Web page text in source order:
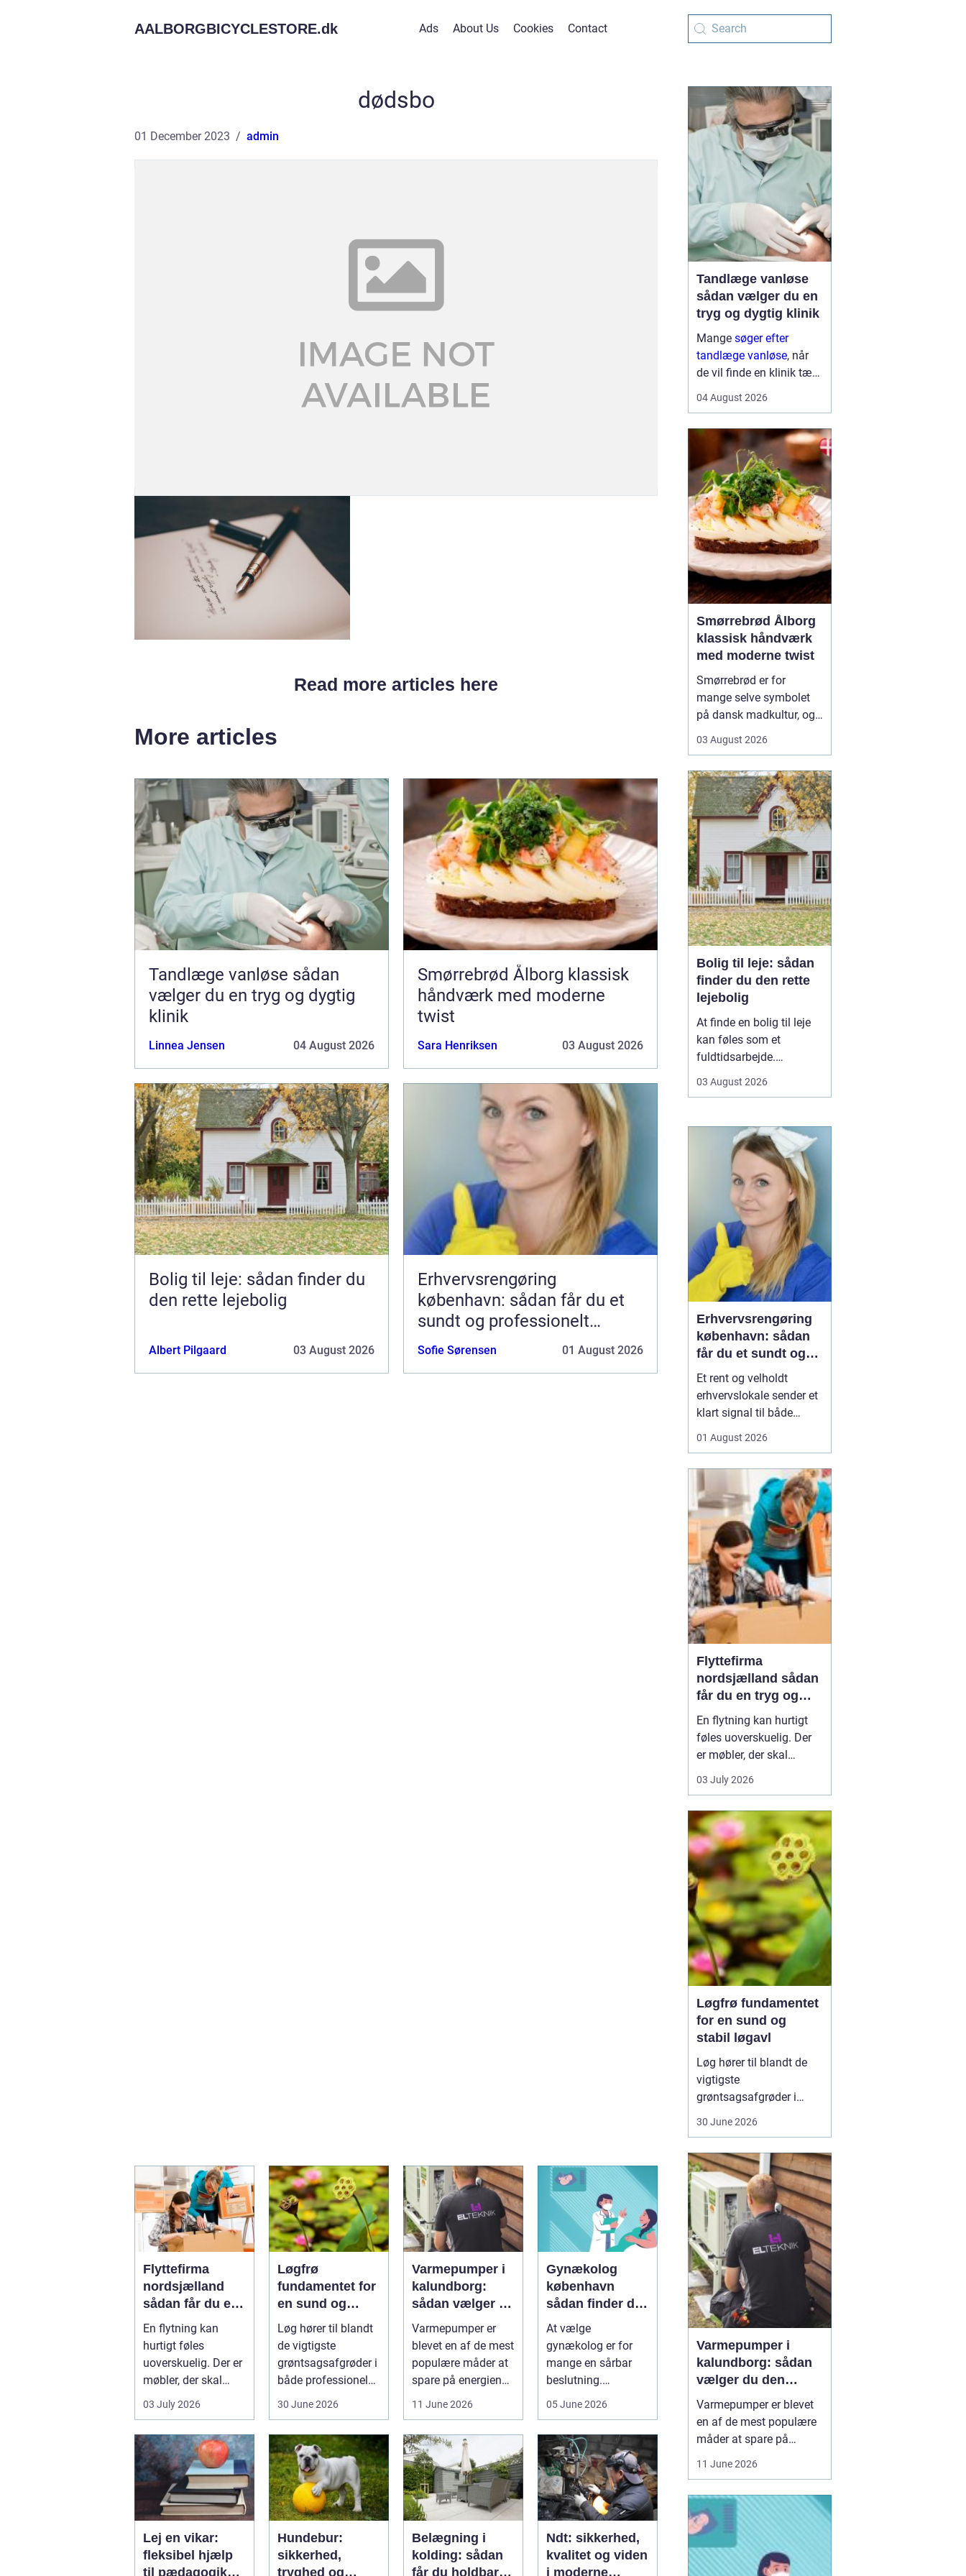
AALBORGBICYCLESTORE.dk Ads About Us Cookies Contact
dødsbo
01 December 2023 admin
Read more articles here
More articles
Tandlæge vanløse sådan
vælger du en tryg og dygtig
klinik
Linnea Jensen 04 August 2026
Smørrebrød Ålborg klassisk
håndværk med moderne
twist
Sara Henriksen 03 August 2026
Bolig til leje: sådan finder du
den rette lejebolig
Albert Pilgaard 03 August 2026
Erhvervsrengøring
københavn: sådan får du et
sundt og professionelt
arbejdsmiljø
Sofie Sørensen 01 August 2026
Flyttefirma
nordsjælland
sådan får du en
tryg og effektiv
flytning
En flytning kan
hurtigt føles
uoverskuelig. Der er
møbler, der skal
bæres, kasser der
skal pakkes, o...
03 July 2026
Løgfrø
fundamentet for
en sund og
stabil løgavl
Løg hører til blandt
de vigtigste
grøntsagsafgrøder i
både professionel
og hobbybaseret
30 June 2026
Varmepumper i
kalundborg:
sådan vælger du
den rigtige
løsning
Varmepumper er
blevet en af de mest
populære måder at
spare på energien
og få et bedre
11 June 2026
Gynækolog
københavn
sådan finder du
tryg og
professionel
hjælp
At vælge
gynækolog er for
mange en sårbar
beslutning.
Undersøgelser og
foregår i intime...
05 June 2026
Lej en vikar:
fleksibel hjælp
til pædagogik
Hundebur:
sikkerhed,
tryghed og
Belægning i
kolding: sådan
får du holdbare
Ndt: sikkerhed,
kvalitet og viden
i moderne
Tandlæge vanløse
sådan vælger du en
tryg og dygtig klinik
Mange søger efter
tandlæge vanløse, når
de vil finde en klinik tæt
fagligt stærk og god til
flere handler valget ikke
kun om pris og
beliggenhed, men i h...
04 August 2026
Smørrebrød Ålborg
klassisk håndværk
med moderne twist
Smørrebrød er for
mange selve symbolet
på dansk madkultur, og i
i bedste velgående. Her
klassiske stykker med
sild, æg og rejer og nyere
udgaver med grøntsager,
specialiteter fra lokale
slagtere og kre...
03 August 2026
Bolig til leje: sådan
finder du den rette
lejebolig
At finde en bolig til leje
kan føles som et
fuldtidsarbejde.
priserne varierer, og det
gennemskue, hvad du
egentlig får for pengene.
Samtidig fylder
spørgsmål om
beliggenhed, ...
03 August 2026
Erhvervsrengøring
københavn: sådan
får du et sundt og
professionelt
arbejdsmiljø
Et rent og velholdt
erhvervslokale sender et
klart signal til både
Mange virksomheder i
først værdien af
professionel rengøring,
når støvniveauet stiger,
medarbejdere klager
over indeklimaet, eller
kunder kom...
01 August 2026
Flyttefirma
nordsjælland sådan
får du en tryg og
effektiv flytning
En flytning kan hurtigt
føles uoverskuelig. Der
er møbler, der skal
bæres, kasser der skal
pakkes, og ofte en stram
Mange i Nordsjælland
vælger derfor at bruge et
professionelt flyttefirma,
som kan tage sig af det
tunge arbej...
03 July 2026
Løgfrø fundamentet
for en sund og
stabil løgavl
Løg hører til blandt de
vigtigste
grøntsagsafgrøder i
ensartet løg ligger et
veludvikletLøgfrø, som
er tilpasset klima,
jordtype og
dyrkningssy...
30 June 2026
Varmepumper i
kalundborg: sådan
vælger du den
rigtige løsning
Varmepumper er blevet
en af de mest populære
måder at spare på
Kalundborg står over for
samme spørgsmål: Skal
vi skifte den gamle
varmekilde ud, og er en
11 June 2026